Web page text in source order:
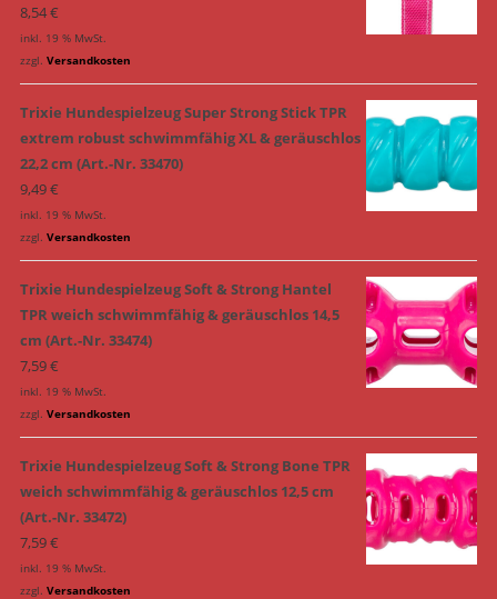
8,54€
inkl. 19 % MwSt.
zzgl. Versandkosten
Trixie Hundespielzeug Super Strong Stick TPR
extrem robust schwimmfähig XL & geräuschlos
22,2 cm (Art.-Nr. 33470)
9,49€
inkl. 19 % MwSt.
zzgl. Versandkosten
Trixie Hundespielzeug Soft & Strong Hantel
TPR weich schwimmfähig & geräuschlos 14,5
cm (Art.-Nr. 33474)
7,59€
inkl. 19 % MwSt.
zzgl. Versandkosten
Trixie Hundespielzeug Soft & Strong Bone TPR
weich schwimmfähig & geräuschlos 12,5 cm
(Art.-Nr. 33472)
7,59€
inkl. 19 % MwSt.
zzgl. Versandkosten